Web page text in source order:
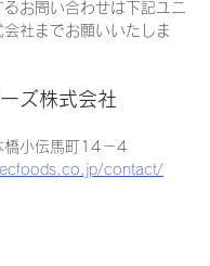
お問い合わせは下記ユニ
社までお願いいたしま
ズ株式会社
contact/